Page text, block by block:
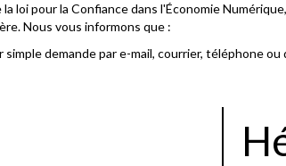
pour la Confiance dans l'Économie
Nous vous informons que :
demande par e-mail, courrier, téléphone